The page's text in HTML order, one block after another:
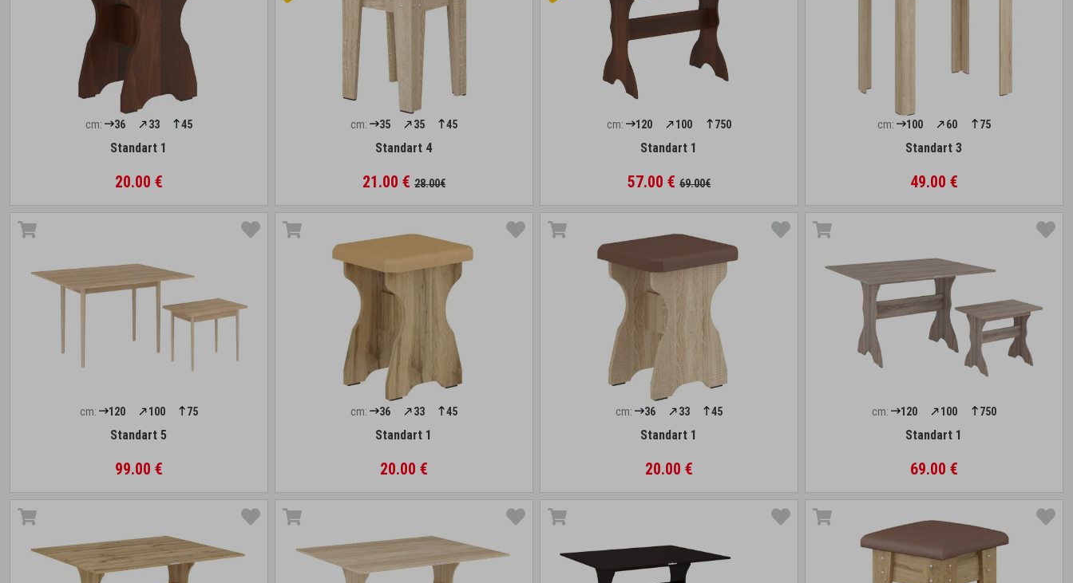
cm: 36 33 45
Standart 1
20.00 €
cm: 35 35 45
Standart 4
21.00 € 28.00€
cm: 120 100 750
Standart 1
57.00 € 69.00€
cm: 100 60 75
Standart 3
49.00 €
cm: 120 100 75
Standart 5
99.00 €
cm: 36 33 45
Standart 1
20.00 €
cm: 36 33 45
Standart 1
20.00 €
cm: 120 100 750
Standart 1
69.00 €